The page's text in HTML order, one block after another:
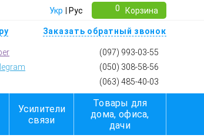
Укр Рус 0 Корзина
Заказать обратный звонок
(097) 993-03-55
(050) 308-58-56
(063) 485-40-03
Усилители
связи
Товары для
дома, офиса,
дачи